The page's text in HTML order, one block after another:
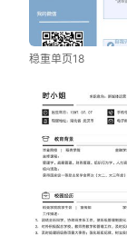
稳重单页18